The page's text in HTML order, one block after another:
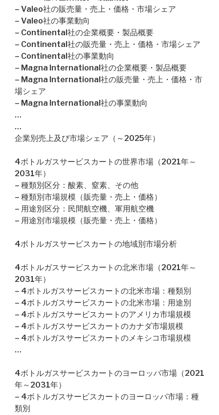
– Valeo社の販売量・売上・価格・市場シェア
– Valeo社の事業動向
– Continental社の企業概要・製品概要
– Continental社の販売量・売上・価格・市場シェア
– Continental社の事業動向
– Magna International社の企業概要・製品概要
– Magna International社の販売量・売上・価格・市
場シェア
– Magna International社の事業動向
…
…
企業別売上及び市場シェア（～2025年）
4ボトルガスサービスカートの世界市場（2021年～
2031年）
– 種類別区分：酸素、窒素、その他
– 種類別市場規模（販売量・売上・価格）
– 用途別区分：民間航空機、軍用航空機
– 用途別市場規模（販売量・売上・価格）
4ボトルガスサービスカートの地域別市場分析
4ボトルガスサービスカートの北米市場（2021年～
2031年）
– 4ボトルガスサービスカートの北米市場：種類別
– 4ボトルガスサービスカートの北米市場：用途別
– 4ボトルガスサービスカートのアメリカ市場規模
– 4ボトルガスサービスカートのカナダ市場規模
– 4ボトルガスサービスカートのメキシコ市場規模
…
4ボトルガスサービスカートのヨーロッパ市場（2021
年～2031年）
– 4ボトルガスサービスカートのヨーロッパ市場：種
類別